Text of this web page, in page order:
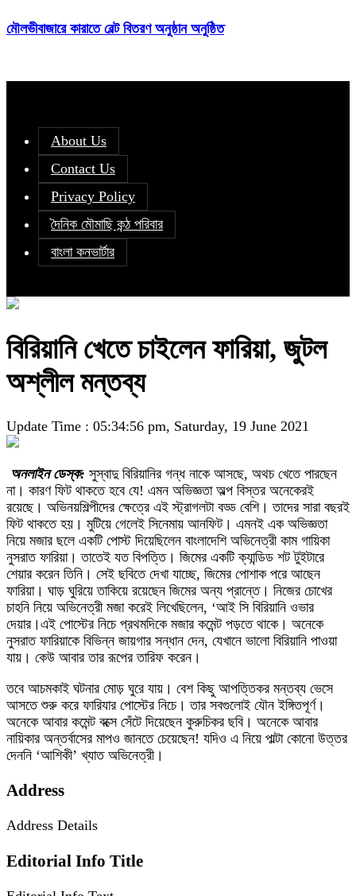
মৌলভীবাজারে কারাতে বেল্ট বিতরণ অনুষ্ঠান অনুষ্ঠিত
About Us
Contact Us
Privacy Policy
দৈনিক মৌমাছি কন্ঠ পরিবার
বাংলা কনভার্টার
বিরিয়ানি খেতে চাইলেন ফারিয়া, জুটল
অশ্লীল মন্তব্য
Update Time : 05:34:56 pm, Saturday, 19 June 2021
অনলাইন ডেস্ক: সুস্বাদু বিরিয়ানির গন্ধ নাকে আসছে, অথচ খেতে পারছেন
না। কারণ ফিট থাকতে হবে যে! এমন অভিজ্ঞতা অল্প বিস্তর অনেকেরই
রয়েছে। অভিনয়শিল্পীদের ক্ষেত্রে এই স্ট্রাগলটা বড্ড বেশি। তাদের সারা বছরই
ফিট থাকতে হয়। মুটিয়ে গেলেই সিনেমায় আনফিট। এমনই এক অভিজ্ঞতা
নিয়ে মজার ছলে একটি পোস্ট দিয়েছিলেন বাংলাদেশি অভিনেত্রী কাম গায়িকা
নুসরাত ফারিয়া। তাতেই যত বিপত্তি। জিমের একটি ক্যান্ডিড শট টুইটারে
শেয়ার করেন তিনি। সেই ছবিতে দেখা যাচ্ছে, জিমের পোশাক পরে আছেন
ফারিয়া। ঘাড় ঘুরিয়ে তাকিয়ে রয়েছেন জিমের অন্য প্রান্তে। নিজের চোখের
চাহনি নিয়ে অভিনেত্রী মজা করেই লিখেছিলেন, ‘আই সি বিরিয়ানি ওভার
দেয়ার।এই পোস্টের নিচে প্রথমদিকে মজার কমেন্ট পড়তে থাকে। অনেকে
নুসরাত ফারিয়াকে বিভিন্ন জায়গার সন্ধান দেন, যেখানে ভালো বিরিয়ানি পাওয়া
যায়। কেউ আবার তার রূপের তারিফ করেন।
তবে আচমকাই ঘটনার মোড় ঘুরে যায়। বেশ কিছু আপত্তিকর মন্তব্য ভেসে
আসতে শুরু করে ফারিযার পোস্টের নিচে। তার সবগুলোই যৌন ইঙ্গিতপূর্ণ।
অনেকে আবার কমেন্ট বক্সে সেঁটে দিয়েছেন কুরুচিকর ছবি। অনেকে আবার
নায়িকার অন্তর্বাসের মাপও জানতে চেয়েছেন! যদিও এ নিয়ে পাল্টা কোনো উত্তর
দেননি ‘আশিকী’ খ্যাত অভিনেত্রী।
Address
Address Details
Editorial Info Title